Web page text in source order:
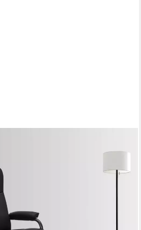
Sessel mit Hocker und
nordisches Design und Hocker
bei dir